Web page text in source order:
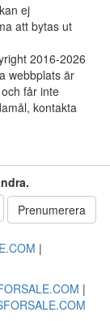
ej
att bytas ut
2016-2026
webbplats är
får inte
kontakta
|
|